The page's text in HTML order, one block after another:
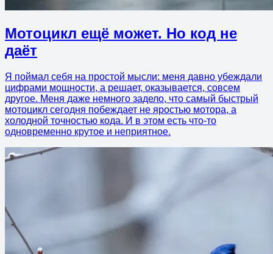
Мотоцикл ещё может. Но код не
даёт
Я поймал себя на простой мысли: меня давно убеждали
цифрами мощности, а решает, оказывается, совсем
другое. Меня даже немного задело, что самый быстрый
мотоцикл сегодня побеждает не яростью мотора, а
холодной точностью кода. И в этом есть что-то
одновременно крутое и неприятное.